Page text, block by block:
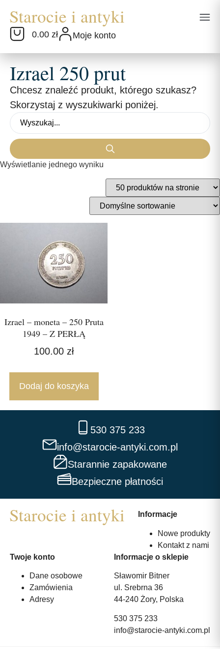
0.00 zł Moje konto
Izrael 250 prut
Chcesz znaleźć produkt, którego szukasz?
Skorzystaj z wyszukiwarki poniżej.
Wyświetlanie jednego wyniku
Izrael – moneta – 250 Pruta
1949 – Z PERŁĄ
100.00 zł
Dodaj do koszyka
530 375 233
info@starocie-antyki.com.pl
Starannie zapakowane
Bezpieczne płatności
Informacje
Nowe produkty
Kontakt z nami
Twoje konto
Dane osobowe
Zamówienia
Adresy
Informacje o sklepie
Sławomir Bitner
ul. Srebrna 36
44-240 Żory, Polska
530 375 233
info@starocie-antyki.com.pl